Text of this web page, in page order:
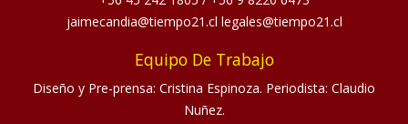
jaimecandia@tiempo21.cl legales@tiempo21.cl
Equipo De Trabajo
Diseño y Pre-prensa: Cristina Espinoza. Periodista: Claudio
Nuñez.